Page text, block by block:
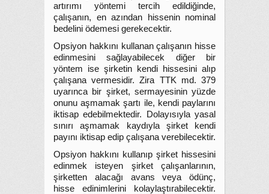
artırımı yöntemi tercih edildiğinde,
çalışanın, en azından hissenin nominal
bedelini ödemesi gerekecektir.
Opsiyon hakkını kullanan çalışanın hisse
edinmesini sağlayabilecek diğer bir
yöntem ise şirketin kendi hissesini alıp
çalışana vermesidir. Zira TTK md. 379
uyarınca bir şirket, sermayesinin yüzde
onunu aşmamak şartı ile, kendi paylarını
iktisap edebilmektedir. Dolayısıyla yasal
sınırı aşmamak kaydıyla şirket kendi
payını iktisap edip çalışana verebilecektir.
Opsiyon hakkını kullanıp şirket hissesini
edinmek isteyen şirket çalışanlarının,
şirketten alacağı avans veya ödünç,
hisse edinimlerini kolaylaştırabilecektir.